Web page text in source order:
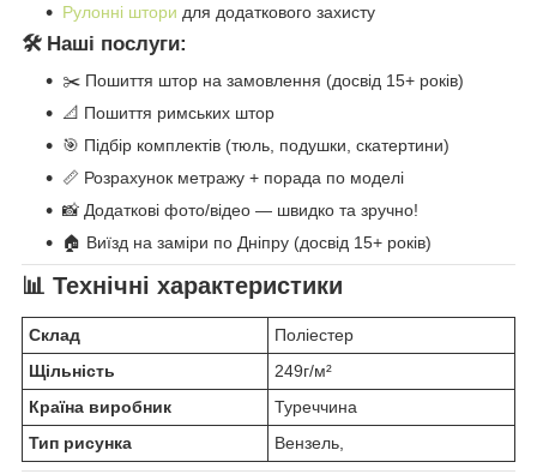
Рулонні штори для додаткового захисту
🛠️ Наші послуги:
✂️ Пошиття штор на замовлення (досвід 15+ років)
📐 Пошиття римських штор
🎯 Підбір комплектів (тюль, подушки, скатертини)
📏 Розрахунок метражу + порада по моделі
📸 Додаткові фото/відео — швидко та зручно!
🏠 Виїзд на заміри по Дніпру (досвід 15+ років)
📊 Технічні характеристики
Склад
Поліестер
Щільність
249г/м²
Країна виробник
Туреччина
Тип рисунка
Вензель,